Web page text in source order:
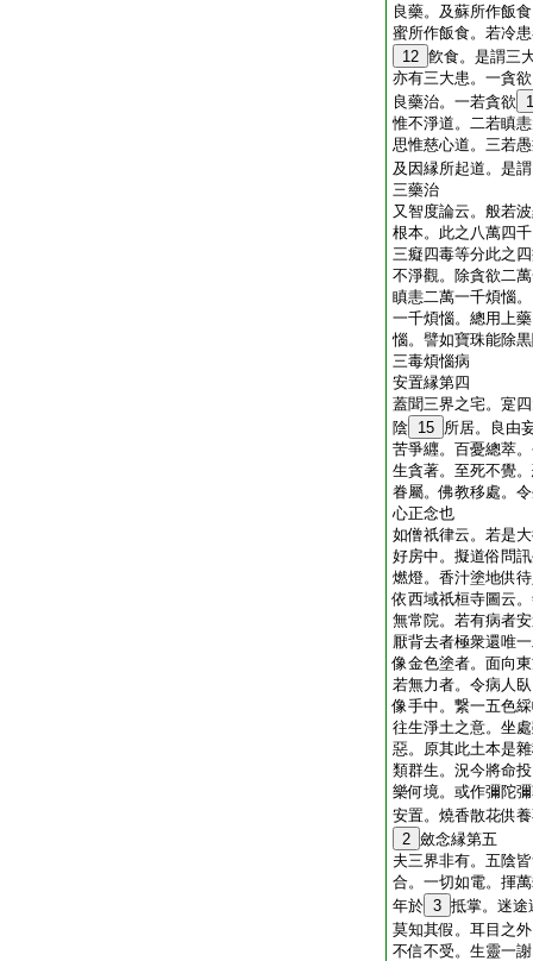
良藥。及蘇所作飯
蜜所作飯食。若冷
12 飮食。是謂三
亦有三大患。一貪
良藥治。一若貪欲
惟不淨道。二若瞋
思惟慈心道。三若
及因縁所起道。是
三藥治
又智度論云。般若
根本。此之八萬四
三癡四毒等分此之
不淨觀。除貪欲二
瞋恚二萬一千煩惱
一千煩惱。總用上
惱。譬如寶珠能除
三毒煩惱病
安置縁第四
蓋聞三界之宅。寔
陰 15 所居。良由
苦爭纒。百憂總萃
生貪著。至死不覺
眷屬。佛教移處。
心正念也
如僧祇律云。若是
好房中。擬道俗問
燃燈。香汁塗地供
依西域祇桓寺圖云
無常院。若有病者
厭背去者極衆還唯
像金色塗者。面向
若無力者。令病人
像手中。繋一五色
往生淨土之意。坐
惡。原其此土本是
類群生。況今將命
樂何境。或作彌陀
安置。燒香散花供
2 斂念縁第五
夫三界非有。五陰
合。一切如電。揮
年於 3 抵掌。迷途
莫知其假。耳目之
不信不受。生靈一